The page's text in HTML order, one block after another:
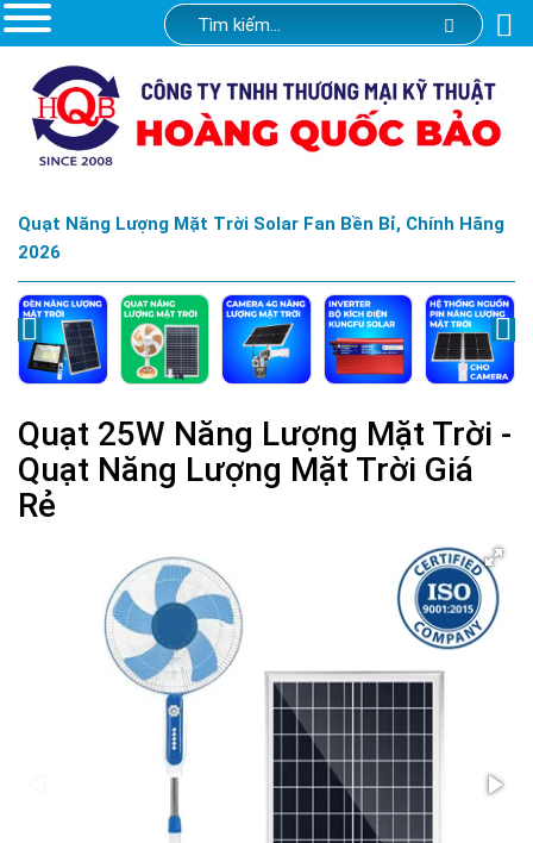
Quạt Năng Lượng Mặt Trời Solar Fan Bền Bỉ, Chính Hãng
2026
Quạt 25W Năng Lượng Mặt Trời -
Quạt Năng Lượng Mặt Trời Giá
Rẻ